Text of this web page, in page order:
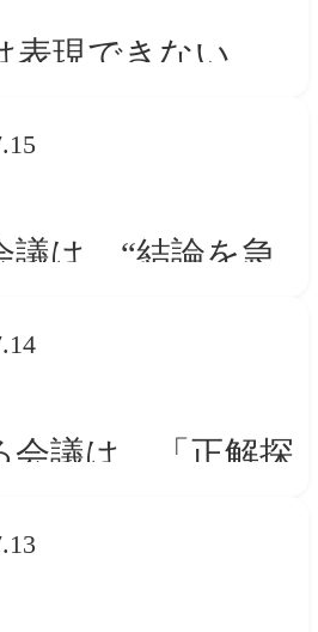
表現できない
議は、“結論を急
会議は、「正解探